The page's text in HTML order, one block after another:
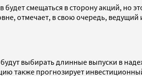
будет смещаться в сторону акций, но
отмечает, в свою очередь,
выбирать длинные выпуски в
также прогнозирует